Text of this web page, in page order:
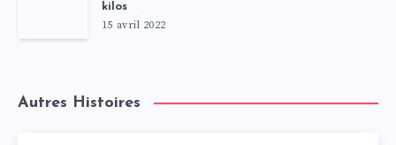
kilos
15 avril 2022
Autres Histoires